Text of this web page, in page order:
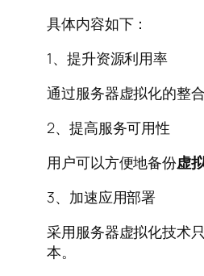
具体内容如下：
1、提升资源利用率
通过服务器虚拟化的整
2、提高服务可用性
用户可以方便地备份虚
3、加速应用部署
采用服务器虚拟化技术
本。